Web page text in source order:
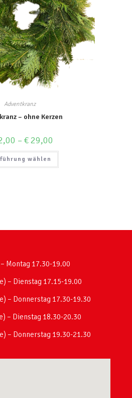
Adventkranz
– ohne Kerzen
– €29,00
wählen
Montag 17.30-19.00
– Dienstag 17.15-19.00
– Donnerstag 17.30-19.30
– Dienstag 18.30-20.30
– Donnerstag 19.30-21.30